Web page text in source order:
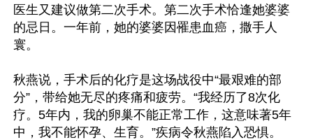
医生又建议做第二次手术。第二次手术恰逢她婆婆
的忌日。一年前，她的婆婆因罹患血癌，撒手人
寰。
秋燕说，手术后的化疗是这场战役中“最艰难的部
分”，带给她无尽的疼痛和疲劳。“我经历了8次化
疗。5年内，我的卵巢不能正常工作，这意味著5年
中，我不能怀孕、生育。”疾病令秋燕陷入恐惧。